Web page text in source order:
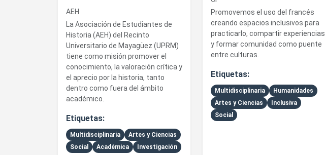
AEH
La Asociación de Estudiantes de
Historia (AEH) del Recinto
Universitario de Mayagüez (UPRM)
tiene como misión promover el
conocimiento, la valoración crítica y
el aprecio por la historia, tanto
dentro como fuera del ámbito
académico.
Etiquetas:
Multidisciplinaria
Artes y Ciencias
Social
Académica Investigación
Promovemos el uso del francés
creando espacios inclusivos para
practicarlo, compartir experiencias
y formar comunidad como puente
entre culturas.
Etiquetas:
Multidisciplinaria
Humanidades
Artes y Ciencias
Inclusiva
Social